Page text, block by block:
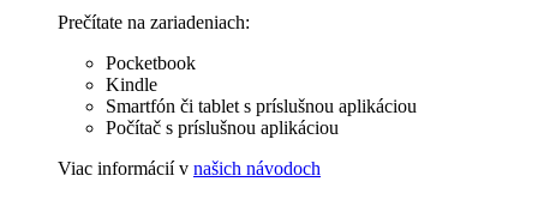
Prečítate na zariadeniach:
Pocketbook
Kindle
Smartfón či tablet s príslušnou aplikáciou
Počítač s príslušnou aplikáciou
Viac informácií v našich návodoch